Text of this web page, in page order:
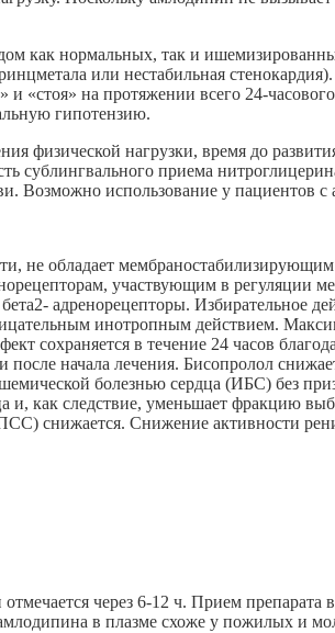
как нормальных, так и
или нестабильная
на протяжении всего 24-
гипотензию.
физической нагрузки, время до
сублингвального приема
использование у пациентов с
не обладает
участвующим в регуляции
адренорецепторы. Избирательное
инотропным действием.
сохраняется в течение 24 часов
начала лечения. Бисопролол
болезнью сердца (ИБС) без
как следствие, уменьшает фракцию
снижается. Снижение активности
через 6-12 ч. Прием препарата
в плазме схоже у пожилых и